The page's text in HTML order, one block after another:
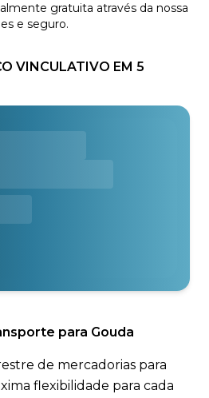
gratuita através da nossa
e seguro.
VINCULATIVO EM 5
para Gouda
de mercadorias para
flexibilidade para cada